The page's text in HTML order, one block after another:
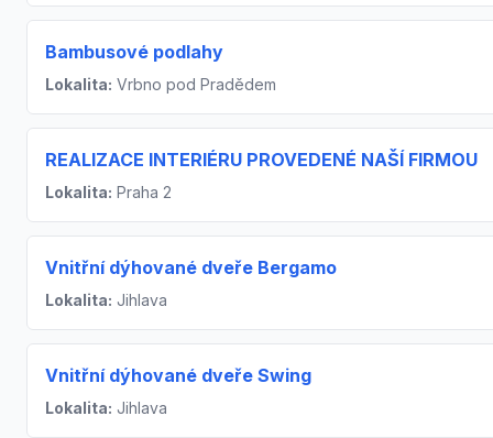
Bambusové podlahy
Lokalita: Vrbno pod Pradědem
REALIZACE INTERIÉRU PROVEDENÉ NAŠÍ FIRMOU
Lokalita: Praha 2
Vnitřní dýhované dveře Bergamo
Lokalita: Jihlava
Vnitřní dýhované dveře Swing
Lokalita: Jihlava